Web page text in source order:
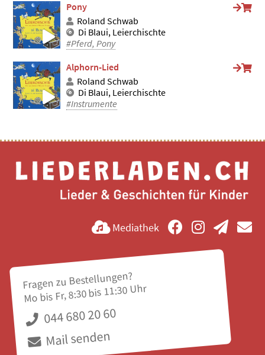
Pony
Roland Schwab
Di Blaui, Leierchischte
#Pferd, Pony
Alphorn-Lied
Roland Schwab
Di Blaui, Leierchischte
#Instrumente
Mediathek
Fragen zu Bestellungen?
Mo bis Fr, 8:30 bis 11:30 Uhr
044 680 20 60
Mail senden